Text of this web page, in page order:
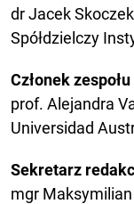
dr Jacek Skoczek
Spółdzielczy
Członek
prof. Alejandra
Universidad
Sekretarz
mgr